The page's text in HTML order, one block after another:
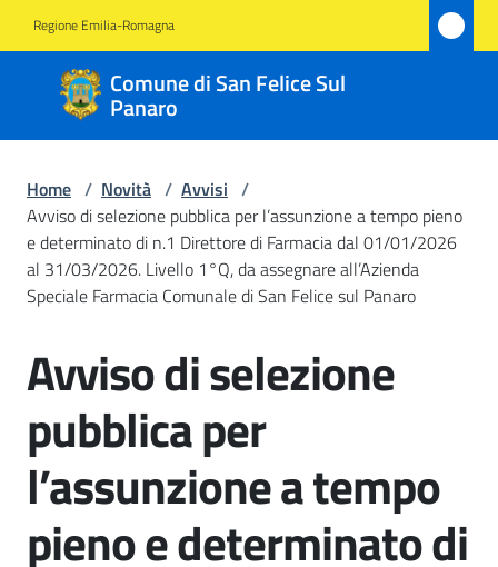
Regione Emilia-Romagna
Comune di San Felice Sul
Panaro
Comune
di San
Felice
Sul
Panaro
Amministrazione
Novità
Menu selezionato
Servizi
Vivere
Comune
Home / Novità / Avvisi /
Avviso di selezione pubblica per l’assunzione a tempo pieno
e determinato di n.1 Direttore di Farmacia dal 01/01/2026
al 31/03/2026. Livello 1°Q, da assegnare all’Azienda
Speciale Farmacia Comunale di San Felice sul Panaro
Salta al contenuto
Avviso di selezione
pubblica per
l’assunzione a tempo
pieno e determinato di